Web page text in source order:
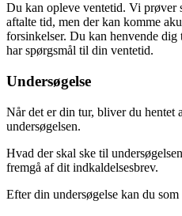
Du kan opleve ventetid. Vi prøver
aftalte tid, men der kan komme
forsinkelser. Du kan henvende
har spørgsmål til din ventetid.
Undersøgelse
Når det er din tur, bliver du hentet
undersøgelsen.
Hvad der skal ske til
fremgå af dit indkaldelsesbrev.
Efter din undersøgelse kan du